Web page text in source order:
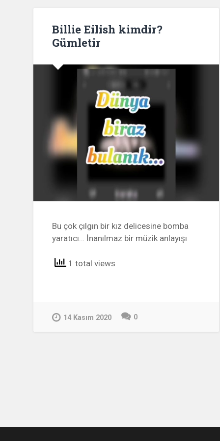
Billie Eilish kimdir?
Gümletir
Bu çok çılgın bir kız delicesine bomba
yaratıcı… İnanılmaz bir müzik anlayışı
1 total views
14 Kasım 2020 0